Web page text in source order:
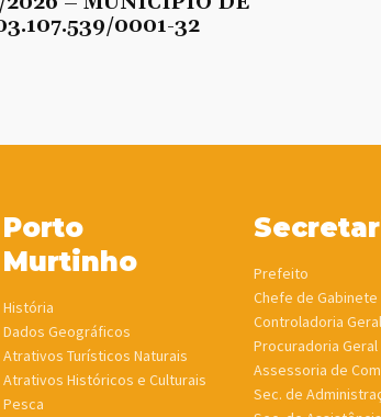
0001-32
Porto
Murtinho
História
Dados Geográficos
Atrativos Turísticos Naturais
Atrativos Históricos e Culturais
Pesca
Prefeito
Chefe de Gabinete
Controladoria
Procuradoria
Assessoria de
Sec. de